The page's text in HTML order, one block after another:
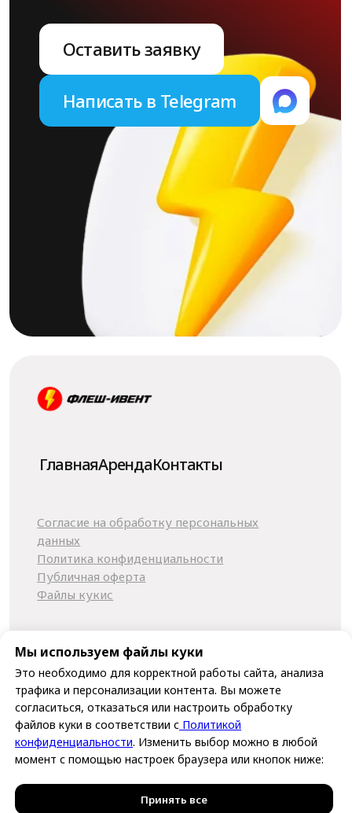
Мы используем файлы куки
Это необходимо для корректной работы сайта, анализа
трафика и персонализации контента. Вы можете
согласиться, отказаться или настроить обработку
файлов куки в соответствии с Политикой
конфиденциальности. Изменить выбор можно в любой
момент с помощью настроек браузера или кнопок ниже:
Принять все